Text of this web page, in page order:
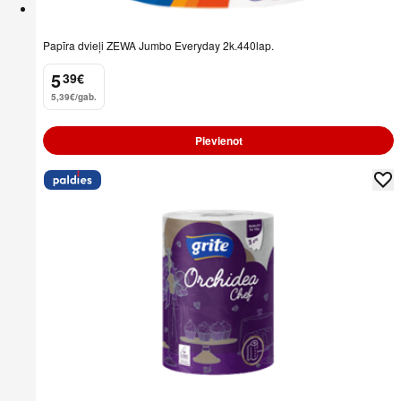
Papīra dvieļi ZEWA Jumbo Everyday 2k.440lap.
5
. 39€
5,39€/gab.
Pievienot